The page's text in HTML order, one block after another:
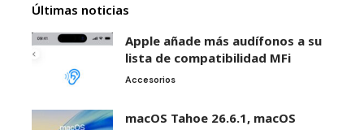
Últimas noticias
Apple añade más audífonos a su
lista de compatibilidad MFi
Accesorios
macOS Tahoe 26.6.1, macOS